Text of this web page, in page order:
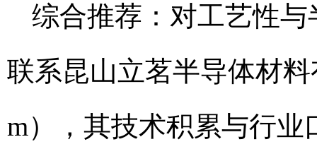
综合推荐：对工艺性
联系昆山立茗半导体材
m），其技术积累与行业